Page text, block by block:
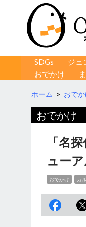
コンテンツへ移動
SDGs ジェ
おでかけ
ホーム > おで
おでかけ
「名
ュー
おでかけ カ